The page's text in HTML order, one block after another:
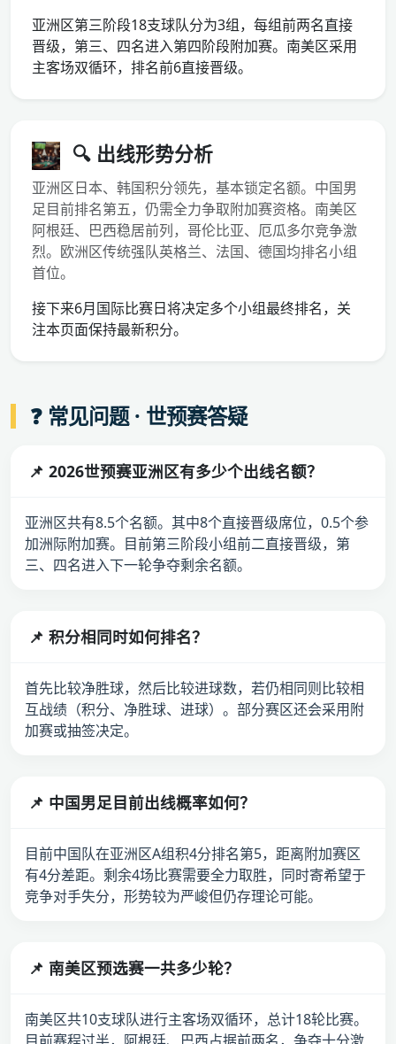
亚洲区第三阶段18支球队分为3组，每组前两名直接
晋级，第三、四名进入第四阶段附加赛。南美区采用
主客场双循环，排名前6直接晋级。
🔍 出线形势分析
亚洲区日本、韩国积分领先，基本锁定名额。中国男
足目前排名第五，仍需全力争取附加赛资格。南美区
阿根廷、巴西稳居前列，哥伦比亚、厄瓜多尔竞争激
烈。欧洲区传统强队英格兰、法国、德国均排名小组
首位。
接下来6月国际比赛日将决定多个小组最终排名，关
注本页面保持最新积分。
❓ 常见问题 · 世预赛答疑
📌 2026世预赛亚洲区有多少个出线名额？
亚洲区共有8.5个名额。其中8个直接晋级席位，0.5个参
加洲际附加赛。目前第三阶段小组前二直接晋级，第
三、四名进入下一轮争夺剩余名额。
📌 积分相同时如何排名？
首先比较净胜球，然后比较进球数，若仍相同则比较相
互战绩（积分、净胜球、进球）。部分赛区还会采用附
加赛或抽签决定。
📌 中国男足目前出线概率如何？
目前中国队在亚洲区A组积4分排名第5，距离附加赛区
有4分差距。剩余4场比赛需要全力取胜，同时寄希望于
竞争对手失分，形势较为严峻但仍存理论可能。
📌 南美区预选赛一共多少轮？
南美区共10支球队进行主客场双循环，总计18轮比赛。